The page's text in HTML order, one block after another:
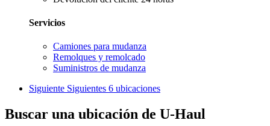
Servicios
Camiones para mudanza
Remolques y remolcado
Suministros de mudanza
Siguiente Siguientes 6 ubicaciones
Buscar una ubicación de U-Haul